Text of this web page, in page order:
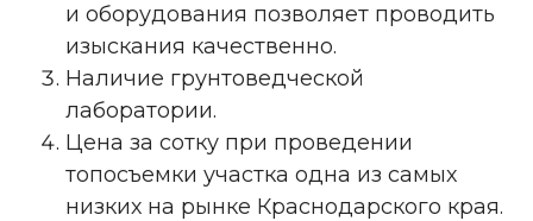
и оборудования позволяет проводить
изыскания качественно.
Наличие грунтоведческой
лаборатории.
Цена за сотку при проведении
топосъемки участка одна из самых
низких на рынке Краснодарского края.